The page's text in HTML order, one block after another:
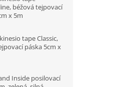
béžová tejpovací
x 5m
tape Classic,
páska 5cm x
Inside posilovací